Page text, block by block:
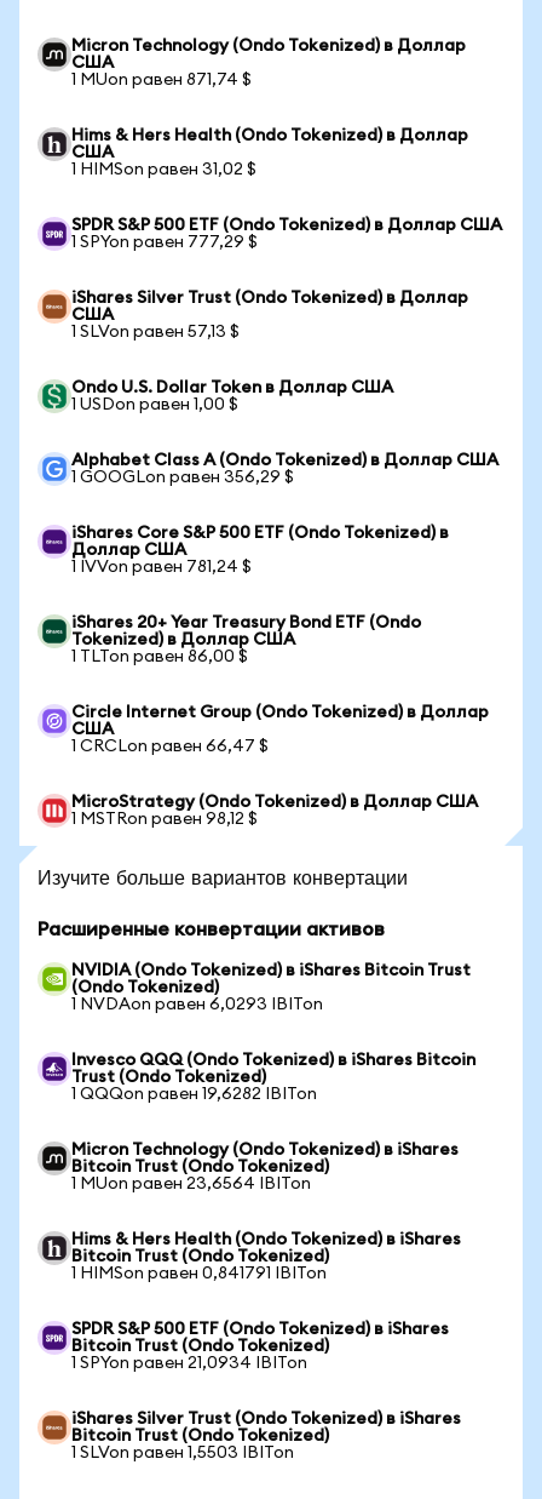
Micron Technology (Ondo Tokenized) в Доллар
США
1 MUon равен 871,74 $
Hims & Hers Health (Ondo Tokenized) в Доллар
США
1 HIMSon равен 31,02 $
SPDR S&P 500 ETF (Ondo Tokenized) в Доллар США
1 SPYon равен 777,29 $
iShares Silver Trust (Ondo Tokenized) в Доллар
США
1 SLVon равен 57,13 $
Ondo U.S. Dollar Token в Доллар США
1 USDon равен 1,00 $
Alphabet Class A (Ondo Tokenized) в Доллар США
1 GOOGLon равен 356,29 $
iShares Core S&P 500 ETF (Ondo Tokenized) в
Доллар США
1 IVVon равен 781,24 $
iShares 20+ Year Treasury Bond ETF (Ondo
Tokenized) в Доллар США
1 TLTon равен 86,00 $
Circle Internet Group (Ondo Tokenized) в Доллар
США
1 CRCLon равен 66,47 $
MicroStrategy (Ondo Tokenized) в Доллар США
1 MSTRon равен 98,12 $
Изучите больше вариантов конвертации
Расширенные конвертации активов
NVIDIA (Ondo Tokenized) в iShares Bitcoin Trust
(Ondo Tokenized)
1 NVDAon равен 6,0293 IBITon
Invesco QQQ (Ondo Tokenized) в iShares Bitcoin
Trust (Ondo Tokenized)
1 QQQon равен 19,6282 IBITon
Micron Technology (Ondo Tokenized) в iShares
Bitcoin Trust (Ondo Tokenized)
1 MUon равен 23,6564 IBITon
Hims & Hers Health (Ondo Tokenized) в iShares
Bitcoin Trust (Ondo Tokenized)
1 HIMSon равен 0,841791 IBITon
SPDR S&P 500 ETF (Ondo Tokenized) в iShares
Bitcoin Trust (Ondo Tokenized)
1 SPYon равен 21,0934 IBITon
iShares Silver Trust (Ondo Tokenized) в iShares
Bitcoin Trust (Ondo Tokenized)
1 SLVon равен 1,5503 IBITon